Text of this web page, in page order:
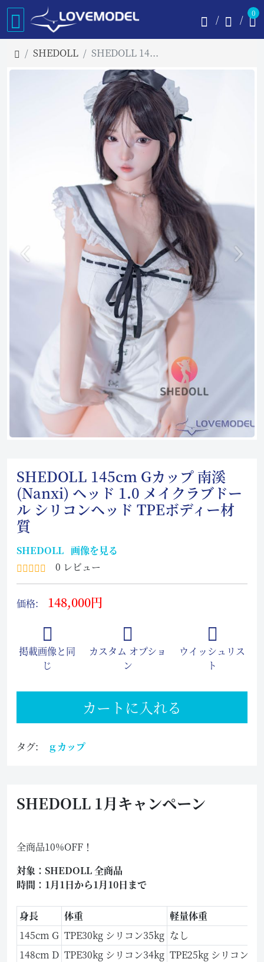
0
SHEDOLL SHEDOLL 145cm Gカップ 南溪 (Nanxi) ヘッド 1.0 メイクラブドール シリコンヘッド TPEボディー材質
SHEDOLL 145cm Gカップ 南溪
(Nanxi) ヘッド 1.0 メイクラブドー
ル シリコンヘッド TPEボディー材
質
SHEDOLL 画像を見る
0 レビュー
価格: 148,000円
掲載画像と同
じ
カスタム オプショ
ン
ウイッシュリス
ト
カートに入れる
タグ: ｇカップ
SHEDOLL 1月キャンペーン
全商品10%OFF！
対象：SHEDOLL 全商品
時間：1月1日から1月10日まで
身長 体重
軽量体重
145cm G TPE30kg シリコン35kg なし
148cm D TPE30kg シリコン34kg TPE25kg シリコン